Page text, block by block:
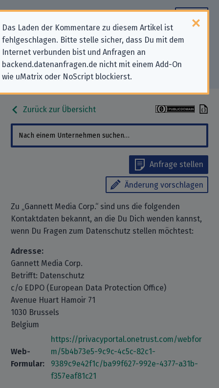
Das Laden der Kommentare zu diesem Artikel ist
fehlgeschlagen. Bitte stelle sicher, dass Du mit dem
Internet verbunden bist und Anfragen an
backend.datenanfragen.de nicht mit einem Add-On
wie uMatrix oder NoScript blockierst.
Datenschutz-Kontaktdaten für
„Gannett Media Corp.“
Zurück zur Übersicht
Anfrage stellen
Änderung vorschlagen
Zu „Gannett Media Corp.“ sind uns die folgenden
Kontaktdaten bekannt, an die Du Dich wenden kannst,
wenn Du Fragen zum Datenschutz stellen möchtest:
Adresse:
Gannett Media Corp.
Betrifft: Datenschutz
c/o EDPO (European Data Protection Office)
Avenue Huart Hamoir 71
1030 Brussels
Belgium
Web-
Formular:
https://privacyportal.onetrust.com/webfor
m/5b4b73e5-9c9c-4c5c-82c1-
9389c9e42f1c/ba99f627-992e-4377-a31b-
f357eaf81c21